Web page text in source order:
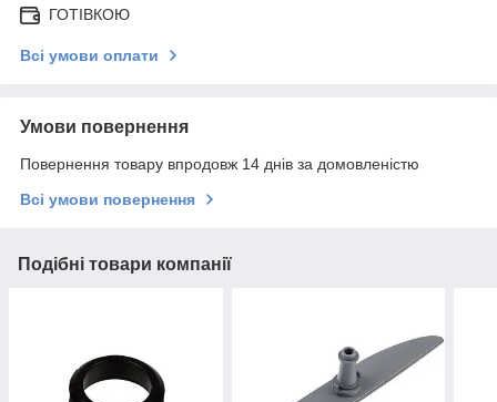
ГОТІВКОЮ
Всі умови оплати
Умови повернення
Повернення товару впродовж 14 днів за домовленістю
Всі умови повернення
Подібні товари компанії